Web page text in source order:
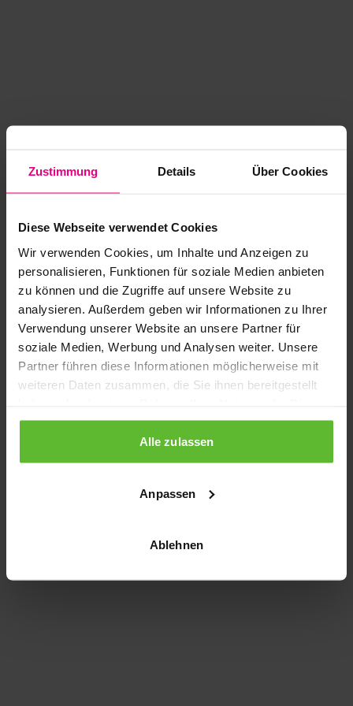
Zustimmung Details Über Cookies
Diese Webseite verwendet Cookies
Wir verwenden Cookies, um Inhalte und Anzeigen zu
personalisieren, Funktionen für soziale Medien anbieten
zu können und die Zugriffe auf unsere Website zu
analysieren. Außerdem geben wir Informationen zu Ihrer
Verwendung unserer Website an unsere Partner für
soziale Medien, Werbung und Analysen weiter. Unsere
Partner führen diese Informationen möglicherweise mit
weiteren Daten zusammen, die Sie ihnen bereitgestellt
gesammelt haben.
Alle zulassen
Anpassen
Ablehnen
Application error: a client-side exception has occurred
loading www.kurzwego.de (see the browser console for more
information).